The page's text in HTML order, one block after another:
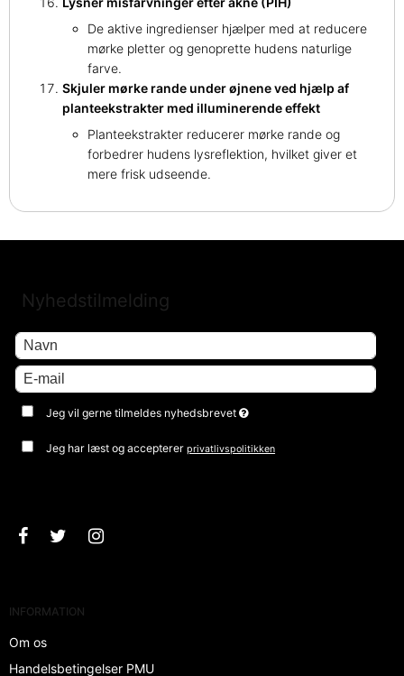
De aktive ingredienser hjælper med at reducere
mørke pletter og genoprette hudens naturlige
farve.
Skjuler mørke rande under øjnene ved hjælp af
planteekstrakter med illuminerende effekt
Planteekstrakter reducerer mørke rande og
forbedrer hudens lysreflektion, hvilket giver et
mere frisk udseende.
Nyhedstilmelding
Jeg vil gerne tilmeldes nyhedsbrevet
Jeg har læst og acceptererprivatlivspolitikken
INFORMATION
Om os
Handelsbetingelser PMU